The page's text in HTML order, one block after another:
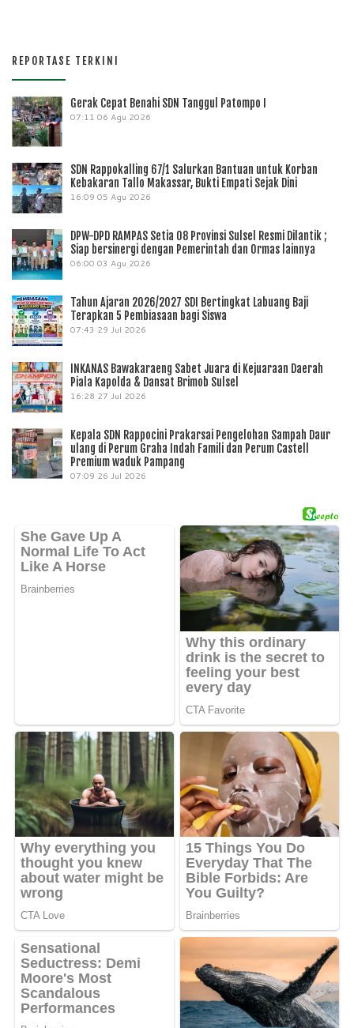
REPORTASE TERKINI
Gerak Cepat Benahi SDN Tanggul Patompo I
07:11 06 Agu 2026
SDN Rappokalling 67/1 Salurkan Bantuan untuk Korban
Kebakaran Tallo Makassar, Bukti Empati Sejak Dini
16:09 05 Agu 2026
DPW-DPD RAMPAS Setia 08 Provinsi Sulsel Resmi Dilantik ;
Siap bersinergi dengan Pemerintah dan Ormas lainnya
06:00 03 Agu 2026
Tahun Ajaran 2026/2027 SDI Bertingkat Labuang Baji
Terapkan 5 Pembiasaan bagi Siswa
07:43 29 Jul 2026
INKANAS Bawakaraeng Sabet Juara di Kejuaraan Daerah
Piala Kapolda & Dansat Brimob Sulsel
16:28 27 Jul 2026
Kepala SDN Rappocini Prakarsai Pengelohan Sampah Daur
ulang di Perum Graha Indah Famili dan Perum Castell
Premium waduk Pampang
07:09 26 Jul 2026